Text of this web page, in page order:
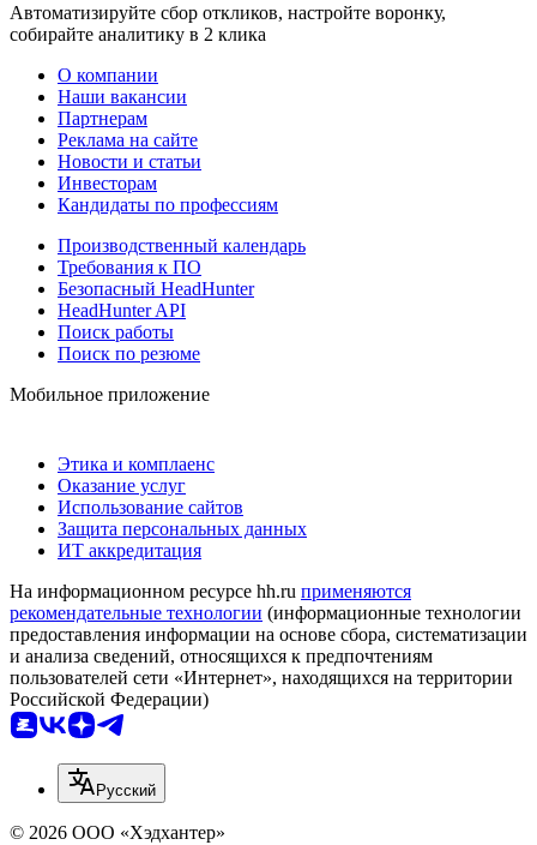
Автоматизируйте сбор откликов, настройте воронку,
собирайте аналитику в 2 клика
О компании
Наши вакансии
Партнерам
Реклама на сайте
Новости и статьи
Инвесторам
Кандидаты по профессиям
Производственный календарь
Требования к ПО
Безопасный HeadHunter
HeadHunter API
Поиск работы
Поиск по резюме
Мобильное приложение
Этика и комплаенс
Оказание услуг
Использование сайтов
Защита персональных данных
ИТ аккредитация
На информационном ресурсе hh.ru применяются
рекомендательные технологии (информационные технологии
предоставления информации на основе сбора, систематизации
и анализа сведений, относящихся к предпочтениям
пользователей сети «Интернет», находящихся на территории
Российской Федерации)
Русский
© 2026 ООО «Хэдхантер»